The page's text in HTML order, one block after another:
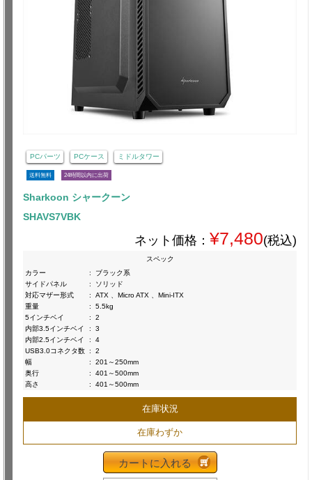
PCパーツ PCケース ミドルタワー
送料無料 24時間以内に出荷
Sharkoon シャークーン
SHAVS7VBK
ネット価格： ¥7,480(税込)
スペック
カラー
:
ブラック系
サイドパネル
:
ソリッド
対応マザー形式
:
ATX 、Micro ATX 、Mini-ITX
重量
:
5.5kg
5インチベイ
:
2
内部3.5インチベイ
:
3
内部2.5インチベイ
:
4
USB3.0コネクタ数 :
2
幅
:
201～250mm
奥行
:
401～500mm
高さ
: 401～500mm
在庫状況
在庫わずか
カートに入れる